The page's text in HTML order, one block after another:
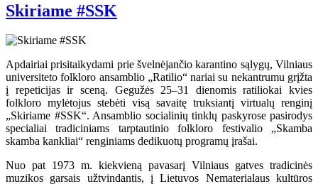
Skiriame #SSK
Apdairiai prisitaikydami prie švelnėjančio karantino sąlygų, Vilniaus
universiteto folkloro ansamblio „Ratilio“ nariai su nekantrumu grįžta
į repeticijas ir sceną. Gegužės 25–31 dienomis ratiliokai kvies
folkloro mylėtojus stebėti visą savaitę truksiantį virtualų renginį
„Skiriame #SSK“. Ansamblio socialinių tinklų paskyrose pasirodys
specialiai tradiciniams tarptautinio folkloro festivalio „Skamba
skamba kankliai“ renginiams dedikuotų programų įrašai.
Nuo pat 1973 m. kiekvieną pavasarį Vilniaus gatves tradicinės
muzikos garsais užtvindantis, į Lietuvos Nematerialaus kultūros